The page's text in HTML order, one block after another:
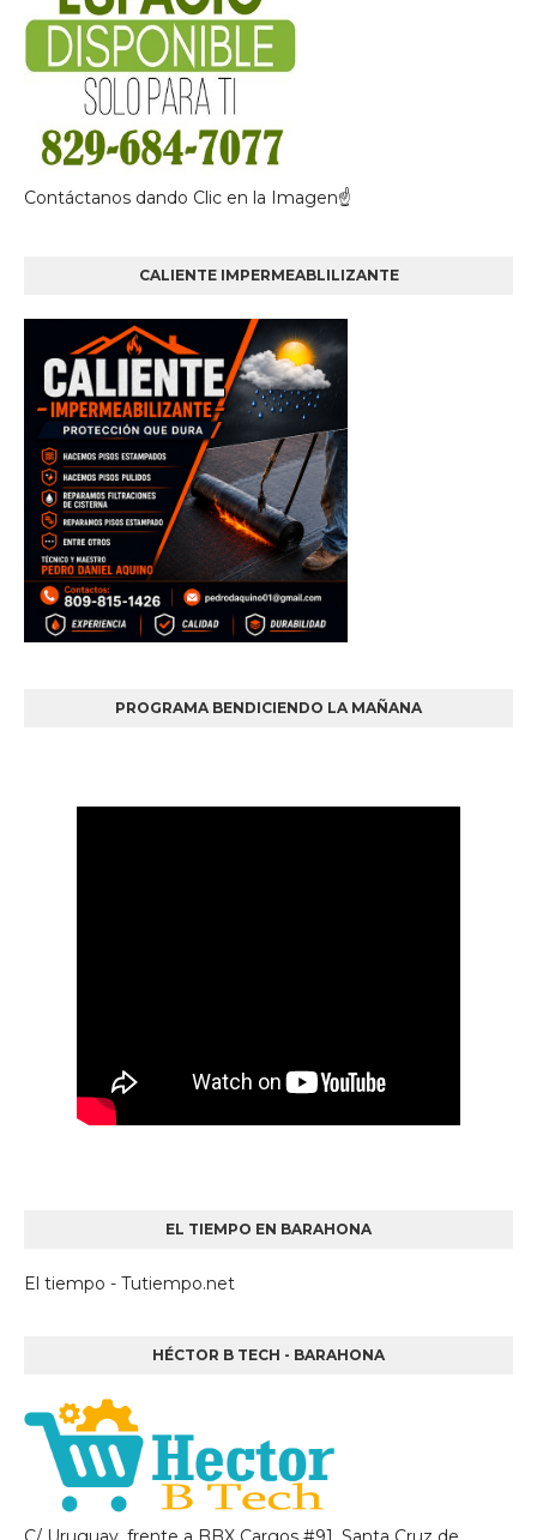
Contáctanos dando Clic en la Imagen☝
CALIENTE IMPERMEABLILIZANTE
PROGRAMA BENDICIENDO LA MAÑANA
EL TIEMPO EN BARAHONA
El tiempo - Tutiempo.net
HÉCTOR B TECH - BARAHONA